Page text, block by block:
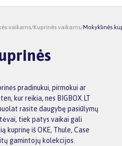
vaikams/Kuprinės vaikams/Mokyklinės
pradinukui, pirmokui ar
kur reikia, nes BIGBOX.LT
rasite daugybę pasiūlymų
tiek patys vaikai gali
kuprinę iš OKE, Thule, Case
gamintojų kolekcijos.